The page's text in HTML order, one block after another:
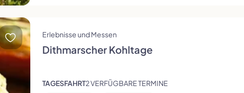
Erlebnisse und Messen
Dithmarscher Kohltage
TAGESFAHRT2 VERFÜGBARE TERMINE